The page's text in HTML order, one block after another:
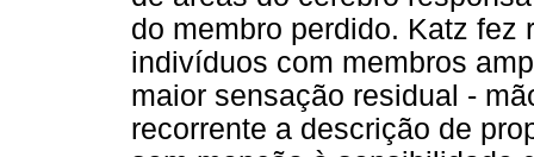
do membro perdido. Katz fez
indivíduos com membros
maior sensação residual -
recorrente a descrição de